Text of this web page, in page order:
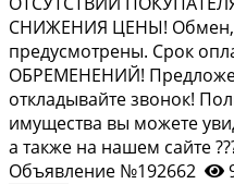
СНИЖЕНИЯ ЦЕНЫ! Обмен,
предусмотрены. Срок
ОБРЕМЕНЕНИЙ!
откладывайте звонок!
имущества вы можете
а также на нашем сайте
Объявление №192662